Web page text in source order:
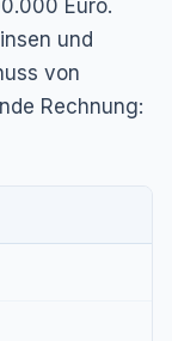
Euro.
und
von
Rechnung: